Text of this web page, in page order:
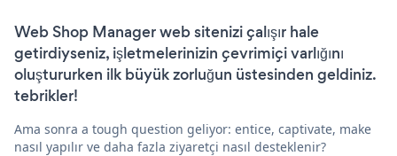
Web Shop Manager web sitenizi çalışır hale
getirdiyseniz, işletmelerinizin çevrimiçi varlığını
oluştururken ilk büyük zorluğun üstesinden geldiniz.
tebrikler!
Ama sonra a tough question geliyor: entice, captivate, make
nasıl yapılır ve daha fazla ziyaretçi nasıl desteklenir?